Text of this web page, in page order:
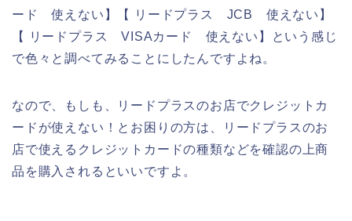
ード 使えない】【 リードプラス JCB 使えない】
【 リードプラス VISAカード 使えない】という感じ
で色々と調べてみることにしたんですよね。
なので、もしも、リードプラスのお店でクレジットカ
ードが使えない！とお困りの方は、リードプラスのお
店で使えるクレジットカードの種類などを確認の上商
品を購入されるといいですよ。